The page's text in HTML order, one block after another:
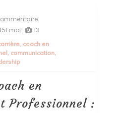
on
Le
du
Coach
:
Accompagner
vers
mot 13
, coach en
, communication,
en
Professionnel :